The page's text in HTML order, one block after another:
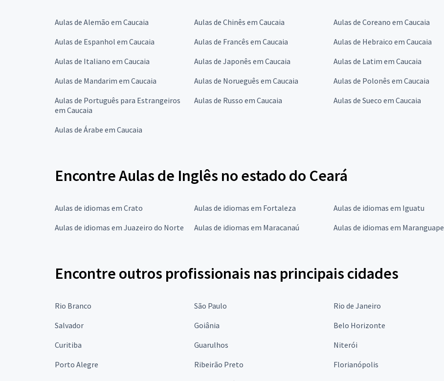
Aulas de Alemão em Caucaia Aulas de Chinês em Caucaia Aulas de Coreano em Caucaia
Aulas de Espanhol em Caucaia
Aulas de Francês em Caucaia Aulas de Hebraico em Caucaia
Aulas de Italiano em Caucaia
Aulas de Japonês em Caucaia Aulas de Latim em Caucaia
Aulas de Mandarim em Caucaia
Aulas de Norueguês em Caucaia Aulas de Polonês em Caucaia
Aulas de Português para Estrangeiros
em Caucaia
Aulas de Russo em Caucaia Aulas de Sueco em Caucaia
Aulas de Árabe em Caucaia
Encontre Aulas de Inglês no estado do Ceará
Aulas de idiomas em Crato Aulas de idiomas em Fortaleza Aulas de idiomas em Iguatu
Aulas de idiomas em Juazeiro do Norte
Aulas de idiomas em Maracanaú Aulas de idiomas em Maranguape
Encontre outros profissionais nas principais cidades
Rio Branco São Paulo Rio de Janeiro
Salvador
Goiânia Belo Horizonte
Curitiba
Guarulhos Niterói
Porto Alegre
Ribeirão Preto Florianópolis